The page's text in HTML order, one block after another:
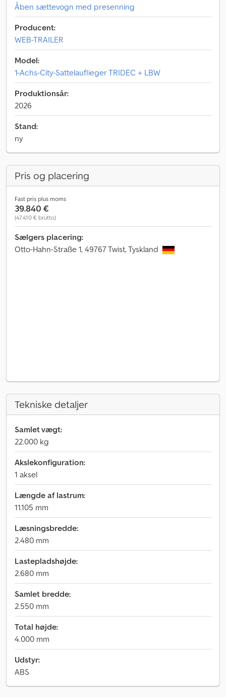
Åben sættevogn med presenning
Producent:
WEB-TRAILER
Model:
1-Achs-City-Sattelauflieger TRIDEC + LBW
Produktionsår:
2026
Stand:
ny
Pris og placering
Fast pris plus moms
39.840 €
(47.410 € brutto)
Sælgers placering:
Otto-Hahn-Straße 1, 49767 Twist, Tyskland
Tekniske detaljer
Samlet vægt:
22.000 kg
Akslekonfiguration:
1 aksel
Længde af lastrum:
11.105 mm
Læsningsbredde:
2.480 mm
Lastepladshøjde:
2.680 mm
Samlet bredde:
2.550 mm
Total højde:
4.000 mm
Udstyr:
ABS